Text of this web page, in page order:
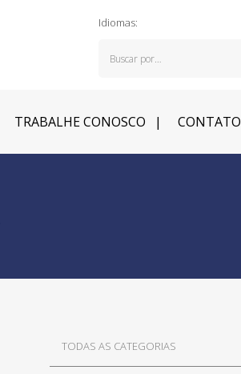
Idiomas:
TRABALHE CONOSCO CONTATO